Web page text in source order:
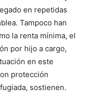
en repetidas
Tampoco han
la renta mínima, el
por hijo a cargo,
en este
protección
sostienen.